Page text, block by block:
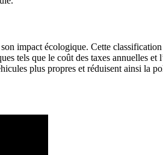
impact écologique. Cette classification
tels que le coût des taxes annuelles et
plus propres et réduisent ainsi la